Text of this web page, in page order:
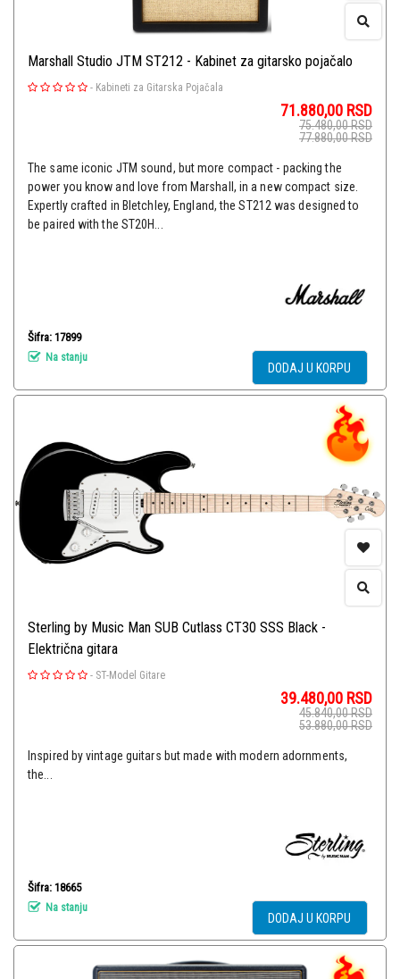
Marshall Studio JTM ST212 - Kabinet za gitarsko pojačalo
- Kabineti za Gitarska Pojačala
71.880,00 RSD
75.480,00RSD
77.880,00RSD
The same iconic JTM sound, but more compact - packing the
power you know and love from Marshall, in a new compact size.
Expertly crafted in Bletchley, England, the ST212 was designed to
be paired with the ST20H...
Šifra: 17899
Na stanju
DODAJ U KORPU
Sterling by Music Man SUB Cutlass CT30 SSS Black -
Električna gitara
- ST-Model Gitare
39.480,00 RSD
45.840,00RSD
53.880,00RSD
Inspired by vintage guitars but made with modern adornments,
the...
Šifra: 18665
Na stanju
DODAJ U KORPU